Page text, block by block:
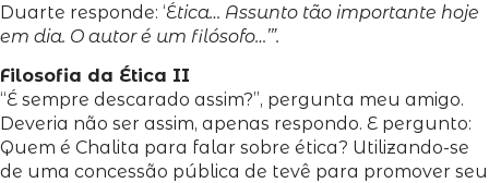
Duarte responde: ‘Ética… Assunto tão importante hoje
em dia. O autor é um filósofo…’”.
Filosofia da Ética II
“É sempre descarado assim?”, pergunta meu amigo.
Deveria não ser assim, apenas respondo. E pergunto:
Quem é Chalita para falar sobre ética? Utilizando-se
de uma concessão pública de tevê para promover seu